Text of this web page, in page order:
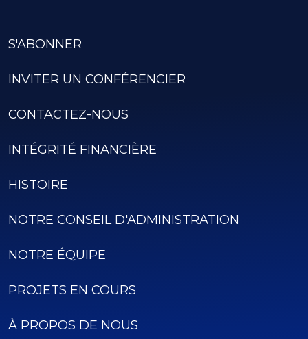
S'ABONNER
INVITER UN CONFÉRENCIER
CONTACTEZ-NOUS
INTÉGRITÉ FINANCIÈRE
HISTOIRE
NOTRE CONSEIL D'ADMINISTRATION
NOTRE ÉQUIPE
PROJETS EN COURS
À PROPOS DE NOUS